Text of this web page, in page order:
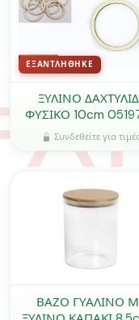
ΕΞΑΝΤΛΉΘΗΚΕ
ΞΥΛΙΝΟ
ΦΥΣΙΚΟ 10cm
Συνδεθείτε για τιμές
ΒΑΖΟ ΓΥΑΛΙΝΟ